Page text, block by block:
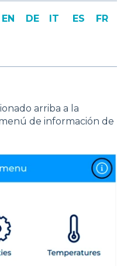
EN DE IT ES FR
arriba a la
de información de